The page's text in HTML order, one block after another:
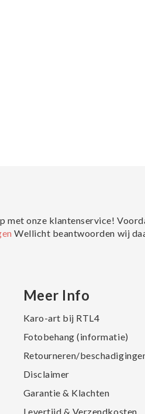
met onze klantenservice!
Wellicht beantwoorden wij
Meer Info
Karo-art bij RTL4
Fotobehang (informatie)
Retourneren/
Disclaimer
Garantie & Klachten
Levertijd & Verzendkosten